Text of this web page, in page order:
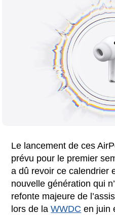
Le lancement de ces
prévu pour le premier
a dû revoir ce calendrier
nouvelle génération qui
refonte majeure de
lors de laWWDC en juin